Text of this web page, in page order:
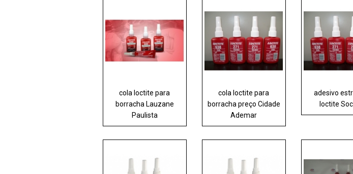
cola loctite para
borracha Lauzane
Paulista
cola loctite para
borracha preço Cidade
Ademar
adesivo
loctite